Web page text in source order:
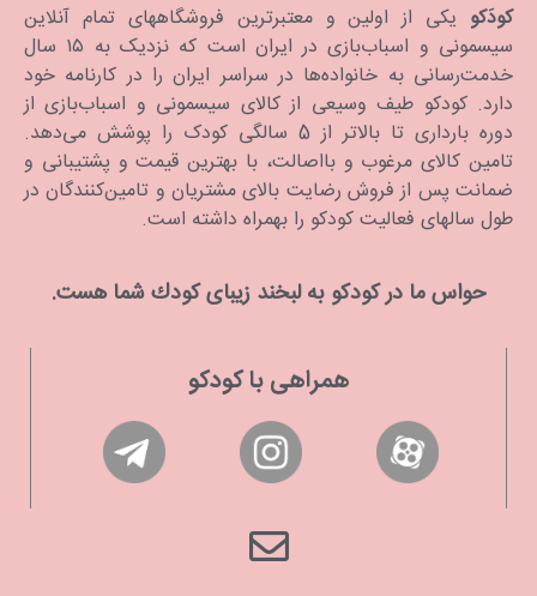
کودَکو یکی از اولین و معتبرترین فروشگاههای تمام آنلاین
سیسمونی و اسباب‌بازی در ایران است که نزدیک به ۱۵ سال
خدمت‌رسانی به خانواده‌ها در سراسر ایران را در کارنامه خود
دارد. كودكو طیف وسیعی از کالای سیسمونی و اسباب‌بازی از
دوره بارداری تا بالاتر از 5 سالگی کودک را پوشش می‌دهد.
تامین کالای مرغوب و بااصالت، با بهترین قیمت و پشتیبانی و
ضمانت پس از فروش رضایت بالای مشتریان و تامین‌کنندگان در
طول سالهای فعالیت کودکو را بهمراه داشته است.
حواس ما در كودكو به لبخند زیبای كودك شما هست.
همراهی با کودکو